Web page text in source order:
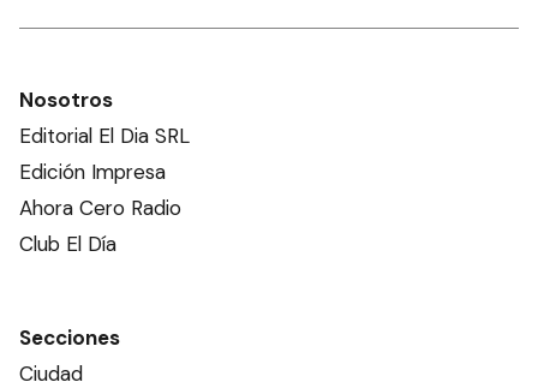
Nosotros
Editorial El Dia SRL
Edición Impresa
Ahora Cero Radio
Club El Día
Secciones
Ciudad